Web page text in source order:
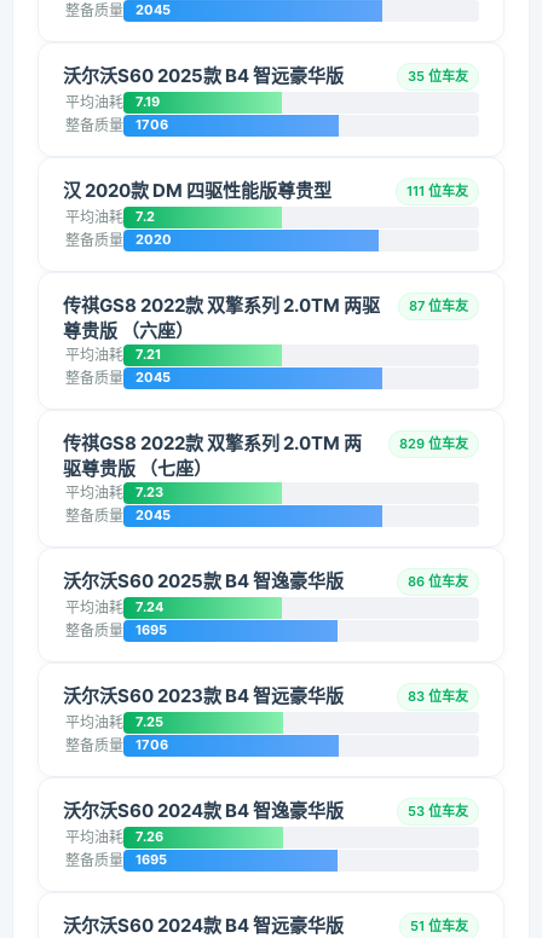
整备质量 2045
沃尔沃S60 2025款 B4 智远豪华版 35 位车友
平均油耗 7.19
整备质量 1706
汉 2020款 DM 四驱性能版尊贵型 111 位车友
平均油耗 7.2
整备质量 2020
传祺GS8 2022款 双擎系列 2.0TM 两驱
尊贵版 （六座）
87 位车友
平均油耗 7.21
整备质量 2045
传祺GS8 2022款 双擎系列 2.0TM 两
驱尊贵版 （七座）
829 位车友
平均油耗 7.23
整备质量 2045
沃尔沃S60 2025款 B4 智逸豪华版 86 位车友
平均油耗 7.24
整备质量 1695
沃尔沃S60 2023款 B4 智远豪华版 83 位车友
平均油耗 7.25
整备质量 1706
沃尔沃S60 2024款 B4 智逸豪华版 53 位车友
平均油耗 7.26
整备质量 1695
沃尔沃S60 2024款 B4 智远豪华版 51 位车友